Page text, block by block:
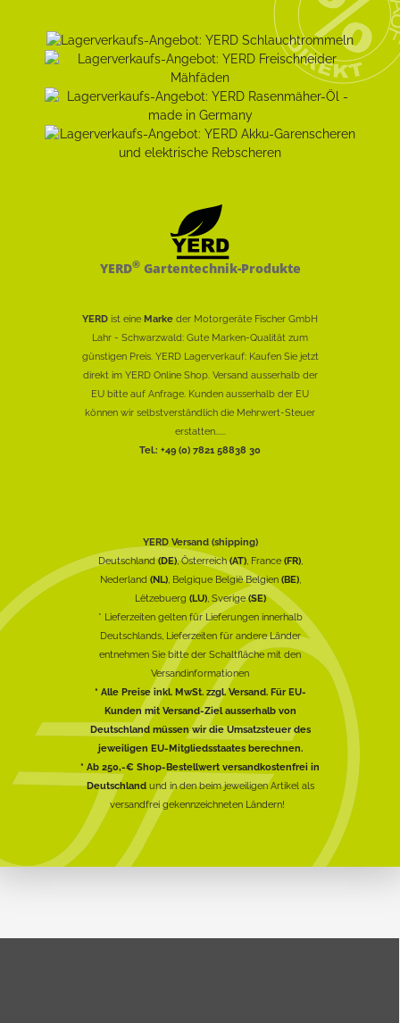
YERD®Gartentechnik-Produkte
YERD ist eine Marke der Motorgeräte Fischer GmbH
Lahr - Schwarzwald: Gute Marken-Qualität zum
günstigen Preis. YERD Lagerverkauf: Kaufen Sie jetzt
direkt im YERD Online Shop. Versand ausserhalb der
EU bitte auf Anfrage. Kunden ausserhalb der EU
können wir selbstverständlich die Mehrwert-Steuer
erstatten......
Tel.: +49 (0) 7821 58838 30
YERD Versand (shipping)
Deutschland(DE), Österreich(AT), France (FR),
Nederland (NL), Belgique België Belgien (BE),
Lëtzebuerg (LU), Sverige(SE)
* Lieferzeiten gelten für Lieferungen innerhalb
Deutschlands, Lieferzeiten für andere Länder
entnehmen Sie bitte der Schaltfläche mit den
Versandinformationen
* Alle Preise inkl. MwSt. zzgl. Versand. Für EU-
Kunden mit Versand-Ziel ausserhalb von
Deutschland müssen wir die Umsatzsteuer des
jeweiligen EU-Mitgliedsstaates berechnen.
* Ab 250,-€ Shop-Bestellwert versandkostenfrei in
Deutschlandund in den beim jeweiligen Artikel als
versandfrei gekennzeichneten Ländern!